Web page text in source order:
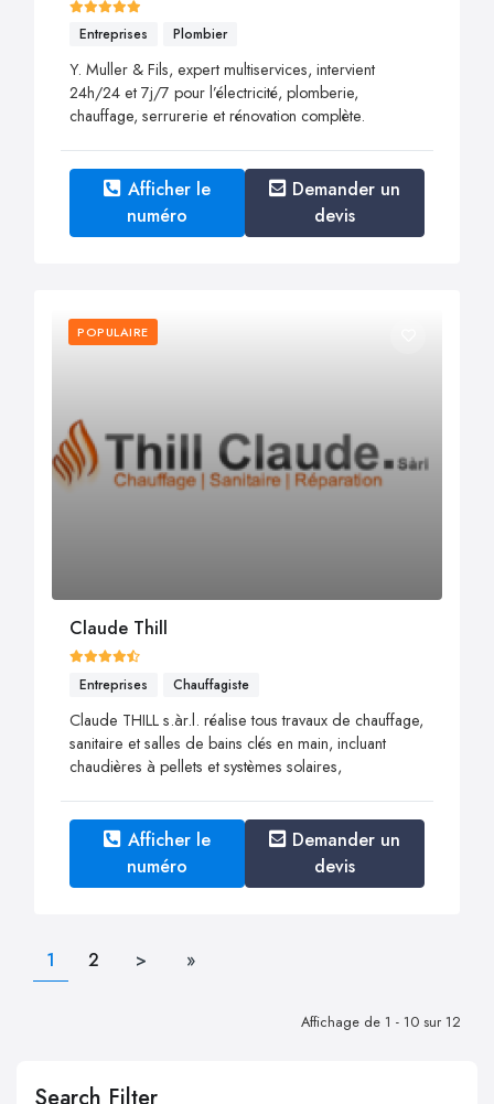
Entreprises Plombier
Y. Muller & Fils, expert multiservices, intervient
24h/24 et 7j/7 pour l’électricité, plomberie,
chauffage, serrurerie et rénovation complète.
Afficher le
numéro
Demander un
devis
POPULAIRE
Claude Thill
Entreprises Chauffagiste
Claude THILL s.àr.l. réalise tous travaux de chauffage,
sanitaire et salles de bains clés en main, incluant
chaudières à pellets et systèmes solaires,
Afficher le
numéro
Demander un
devis
1 2 > »
Affichage de 1 - 10 sur 12